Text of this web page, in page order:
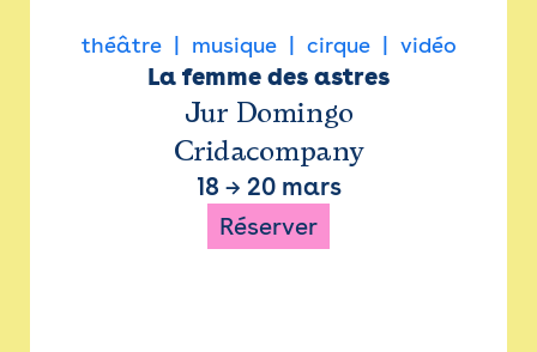
théâtre musique cirque vidéo
La femme des astres
Jur Domingo
Cridacompany
18 → 20 mars
Réserver